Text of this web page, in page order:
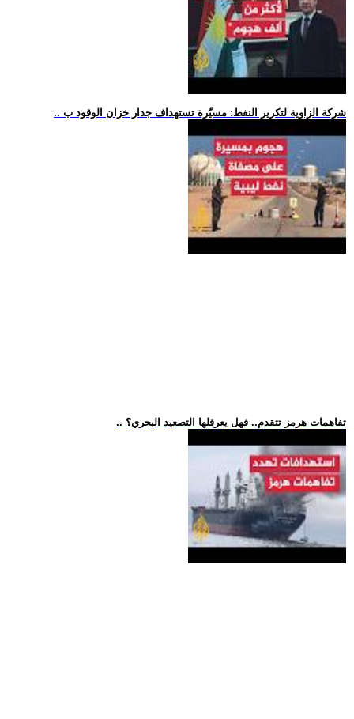
.. شركة الزاوية لتكرير النفط: مسيّرة تستهداف جدار خزان الوقود ب
.. تفاهمات هرمز تتقدم.. فهل يعرقلها التصعيد البحري؟